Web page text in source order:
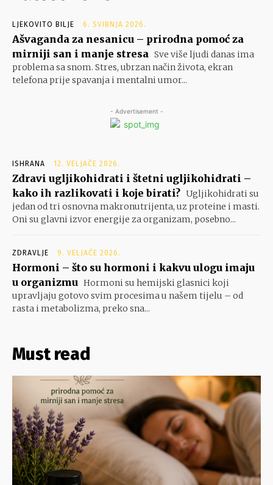
LJEKOVITO BILJE 6. SVIBNJA 2026.
Ašvaganda za nesanicu – prirodna pomoć za
mirniji san i manje stresa Sve više ljudi danas ima
problema sa snom. Stres, ubrzan način života, ekran
telefona prije spavanja i mentalni umor...
- Advertisement -
ISHRANA 12. VELJAČE 2026.
Zdravi ugljikohidrati i štetni ugljikohidrati –
kako ih razlikovati i koje birati? Ugljikohidrati su
jedan od tri osnovna makronutrijenta, uz proteine i masti.
Oni su glavni izvor energije za organizam, posebno...
ZDRAVLJE 9. VELJAČE 2026.
Hormoni – što su hormoni i kakvu ulogu imaju
u organizmu Hormoni su hemijski glasnici koji
upravljaju gotovo svim procesima u našem tijelu – od
rasta i metabolizma, preko sna...
Must read